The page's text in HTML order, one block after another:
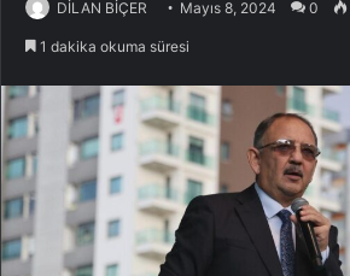
DİLAN BİÇER Mayıs 8, 2024 0
1 dakika okuma süresi